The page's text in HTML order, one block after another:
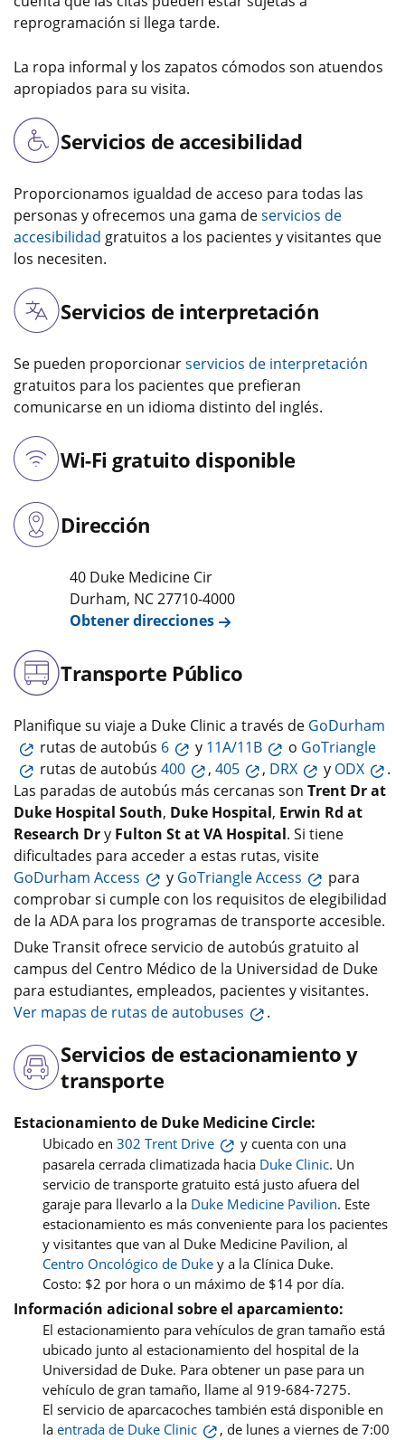
reprogramación si llega tarde.
La ropa informal y los zapatos cómodos son atuendos
apropiados para su visita.
Servicios de accesibilidad
Proporcionamos igualdad de acceso para todas las
personas y ofrecemos una gama deservicios de
accesibilidad gratuitos a los pacientes y visitantes que
los necesiten.
Servicios de interpretación
Se pueden proporcionarservicios de interpretación
gratuitos para los pacientes que prefieran
comunicarse en un idioma distinto del inglés.
Wi-Fi gratuito disponible
Dirección
40 Duke Medicine Cir
Durham, NC27710-4000
Obtener direcciones
Transporte Público
Planifique su viaje a Duke Clinic a través de GoDurham
rutas de autobús 6 y 11A/11B o GoTriangle
rutas de autobús 400 , 405 , DRX y ODX
.
Las paradas de autobús más cercanas son Trent Dr at
Duke Hospital South, Duke Hospital, Erwin Rd at
Research Dry Fulton St at VA Hospital. Si tiene
dificultades para acceder a estas rutas, visite
GoDurham Access
y GoTriangle Access
para
comprobar si cumple con los requisitos de elegibilidad
de la ADA para los programas de transporte accesible.
Duke Transit ofrece servicio de autobús gratuito al
campus del Centro Médico de la Universidad de Duke
para estudiantes, empleados, pacientes y visitantes.
Ver mapas de rutas de autobuses
.
Servicios de estacionamiento y
transporte
Estacionamiento de Duke Medicine Circle:
Ubicado en 302 Trent Drive
y cuenta con una
pasarela cerrada climatizada hacia Duke Clinic. Un
servicio de transporte gratuito está justo afuera del
garaje para llevarlo a la Duke Medicine Pavilion. Este
estacionamiento es más conveniente para los pacientes
y visitantes que van al Duke Medicine Pavilion, al
Centro Oncológico de Duke y a la Clínica Duke.
Costo: $2 por hora o un máximo de $14 por día.
Información adicional sobre el aparcamiento:
El estacionamiento para vehículos de gran tamaño está
ubicado junto al estacionamiento del hospital de la
Universidad de Duke. Para obtener un pase para un
vehículo de gran tamaño, llame al 919-684-7275.
El servicio de aparcacoches también está disponible en
la entrada de Duke Clinic
, de lunes a viernes de 7:00